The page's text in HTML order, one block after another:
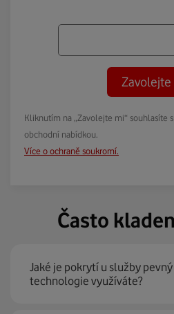
Zavolejte
Kliknutím na „Zavolejte mi“ souhlasíte
obchodní nabídkou.
Více o ochraně soukromí.
Často
Jaké je pokrytí u služby
technologie využíváte?